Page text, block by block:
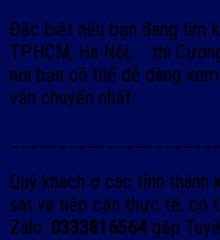
Đặc biệt nếu bạn đang tìm
TPHCM, Hà Nội,… thì
nơi bạn có thể dễ dàng
vận chuyển nhất.
Quý khách ở các tỉnh
sát và tiếp cận thực tế, có
Zalo: 0333816564 gặp